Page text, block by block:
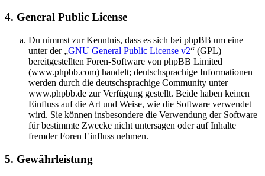
4. General Public License
Du nimmst zur Kenntnis, dass es sich bei phpBB um eine
unter der „GNU General Public License v2“ (GPL)
bereitgestellten Foren-Software von phpBB Limited
(www.phpbb.com) handelt; deutschsprachige Informationen
werden durch die deutschsprachige Community unter
www.phpbb.de zur Verfügung gestellt. Beide haben keinen
Einfluss auf die Art und Weise, wie die Software verwendet
wird. Sie können insbesondere die Verwendung der Software
für bestimmte Zwecke nicht untersagen oder auf Inhalte
fremder Foren Einfluss nehmen.
5. Gewährleistung